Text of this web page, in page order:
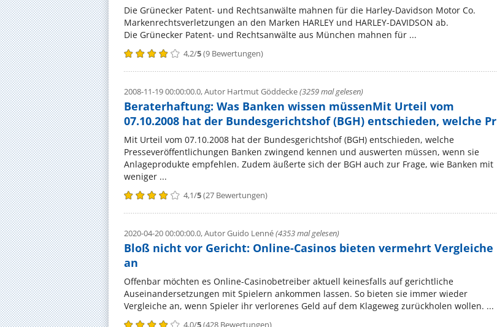
Die Grünecker Patent- und Rechtsanwälte mahnen für die Harley-Davidson Motor Co.
Markenrechtsverletzungen an den Marken HARLEY und HARLEY-DAVIDSON ab.
Die Grünecker Patent- und Rechtsanwälte aus München mahnen für ...
4,2/5(9 Bewertungen)
2008-11-19 00:00:00.0,Autor Hartmut Göddecke(3259 mal gelesen)
Beraterhaftung: Was Banken wissen müssenMit Urteil vom
07.10.2008 hat der Bundesgerichtshof (BGH) entschieden, welche Pr
Mit Urteil vom 07.10.2008 hat der Bundesgerichtshof (BGH) entschieden, welche
Presseveröffentlichungen Banken zwingend kennen und auswerten müssen, wenn sie
Anlageprodukte empfehlen. Zudem äußerte sich der BGH auch zur Frage, wie Banken mit
weniger ...
4,1/5(27 Bewertungen)
2020-04-20 00:00:00.0,Autor Guido Lenné(4353 mal gelesen)
Bloß nicht vor Gericht: Online-Casinos bieten vermehrt Vergleiche
an
Offenbar möchten es Online-Casinobetreiber aktuell keinesfalls auf gerichtliche
Auseinandersetzungen mit Spielern ankommen lassen. So bieten sie immer wieder
Vergleiche an, wenn Spieler ihr verlorenes Geld auf dem Klageweg zurückholen wollen. ...
4,0/5(428 Bewertungen)